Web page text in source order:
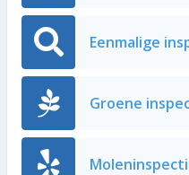
Eenmalige
Groene